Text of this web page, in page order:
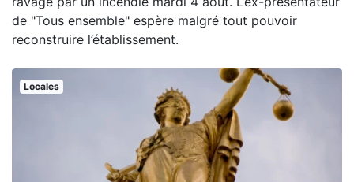
de "Tous ensemble" espère malgré tout pouvoir
reconstruire l’établissement.
Locales